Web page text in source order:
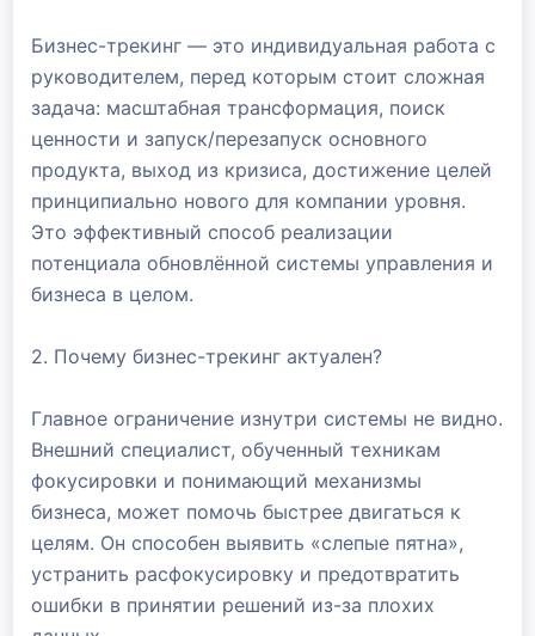
Бизнес-трекинг — это индивидуальная работа с
руководителем, перед которым стоит сложная
задача: масштабная трансформация, поиск
ценности и запуск/перезапуск основного
продукта, выход из кризиса, достижение целей
принципиально нового для компании уровня.
Это эффективный способ реализации
потенциала обновлённой системы управления и
бизнеса в целом.
2. Почему бизнес-трекинг актуален?
Главное ограничение изнутри системы не видно.
Внешний специалист, обученный техникам
фокусировки и понимающий механизмы
бизнеса, может помочь быстрее двигаться к
целям. Он способен выявить «слепые пятна»,
устранить расфокусировку и предотвратить
ошибки в принятии решений из-за плохих